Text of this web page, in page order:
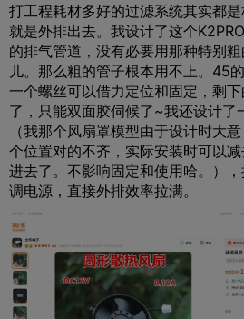
打工程耗材多好的过滤系统其实都
就是外排出去。我设计了这个
的排气管道，没有必要用那种特别
儿。那么粗的管子根本用不上。45
一个螺丝可以借力定位和固定，剩
了，只能双面胶伺候了~我还设计了
（我那个风扇罩模型由于设计时大
个位置对的不齐，实际安装时可以
进去了。不影响固定和使用哈。）
调电源，直接外排效率拉满。